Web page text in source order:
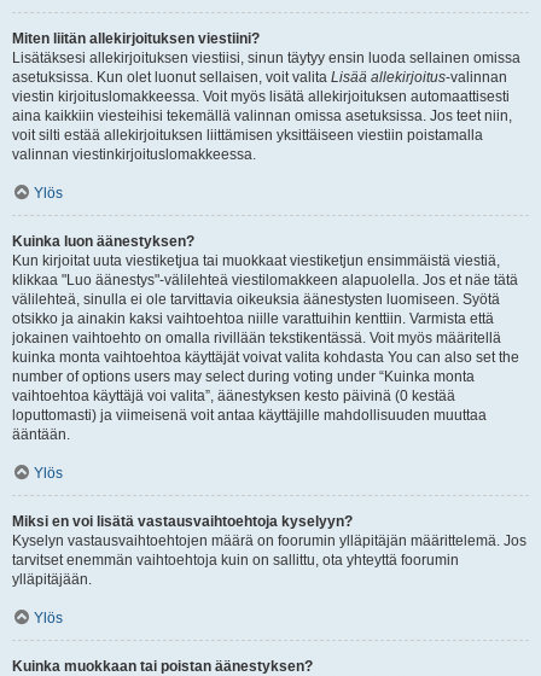
Miten liitän allekirjoituksen viestiini?
Lisätäksesi allekirjoituksen viestiisi, sinun täytyy ensin luoda sellainen omissa
asetuksissa. Kun olet luonut sellaisen, voit valita Lisää allekirjoitus-valinnan
viestin kirjoituslomakkeessa. Voit myös lisätä allekirjoituksen automaattisesti
aina kaikkiin viesteihisi tekemällä valinnan omissa asetuksissa. Jos teet niin,
voit silti estää allekirjoituksen liittämisen yksittäiseen viestiin poistamalla
valinnan viestinkirjoituslomakkeessa.
Ylös
Kuinka luon äänestyksen?
Kun kirjoitat uuta viestiketjua tai muokkaat viestiketjun ensimmäistä viestiä,
klikkaa "Luo äänestys"-välilehteä viestilomakkeen alapuolella. Jos et näe tätä
välilehteä, sinulla ei ole tarvittavia oikeuksia äänestysten luomiseen. Syötä
otsikko ja ainakin kaksi vaihtoehtoa niille varattuihin kenttiin. Varmista että
jokainen vaihtoehto on omalla rivillään tekstikentässä. Voit myös määritellä
kuinka monta vaihtoehtoa käyttäjät voivat valita kohdasta You can also set the
number of options users may select during voting under “Kuinka monta
vaihtoehtoa käyttäjä voi valita”, äänestyksen kesto päivinä (0 kestää
loputtomasti) ja viimeisenä voit antaa käyttäjille mahdollisuuden muuttaa
ääntään.
Ylös
Miksi en voi lisätä vastausvaihtoehtoja kyselyyn?
Kyselyn vastausvaihtoehtojen määrä on foorumin ylläpitäjän määrittelemä. Jos
tarvitset enemmän vaihtoehtoja kuin on sallittu, ota yhteyttä foorumin
ylläpitäjään.
Ylös
Kuinka muokkaan tai poistan äänestyksen?